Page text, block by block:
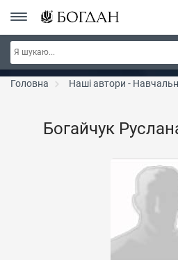
РОЗПРОДАЖ ~ 150 грн ~ 200 грн ~ 250
300 грн ~ РОЗПРОДАЖ
Головна Наші автори -
Богайчук